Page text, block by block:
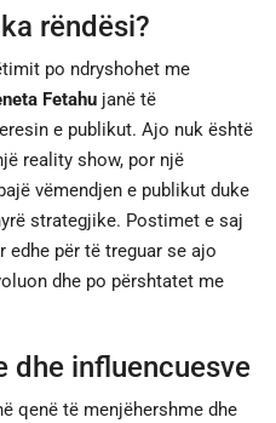
rëndësi?
po ndryshohet me
Fetahu janë të
e publikut. Ajo nuk është
reality show, por një
vëmendjen e publikut duke
strategjike. Postimet e saj
edhe për të treguar se ajo
dhe po përshtatet me
dhe influencuesve
qenë të menjëhershme dhe